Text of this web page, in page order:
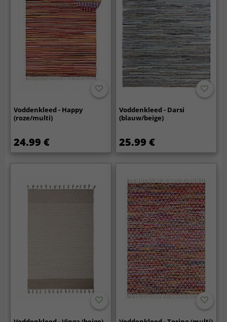
Voddenkleed - Happy
(roze/multi)
24.99 €
Voddenkleed - Darsi
(blauw/beige)
25.99 €